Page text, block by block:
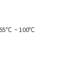
~ 100℃